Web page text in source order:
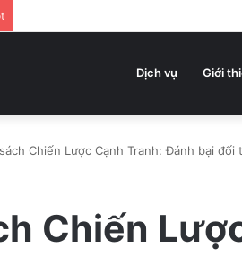
Dịch vụ Giới
sách Chiến Lược Cạnh Tranh: Đánh bại
Chiến